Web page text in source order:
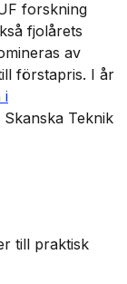
forskning
fjolårets
av
förstapris. I år
i
Teknik
till praktisk